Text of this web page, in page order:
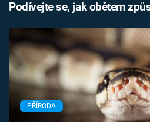
Podívejte se, jak obětem
PŘÍRODA